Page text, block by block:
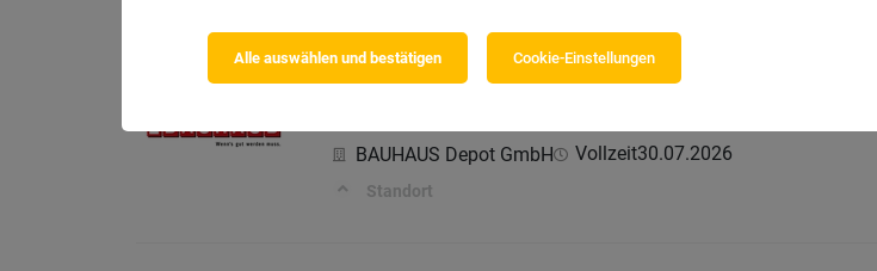
BAUHAUS Depot GmbH Vollzeit30.07.2026
Standort
Alle auswählen und bestätigen Cookie-Einstellungen